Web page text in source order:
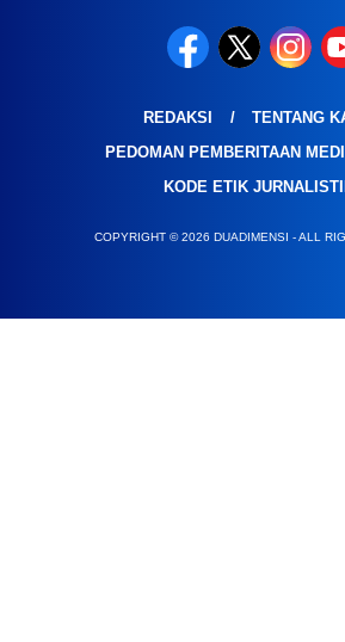
REDAKSI
TENTANG
PEDOMAN PEMBERITAAN
KODE ETIK
COPYRIGHT © 2026 DUADIMENSI - ALL